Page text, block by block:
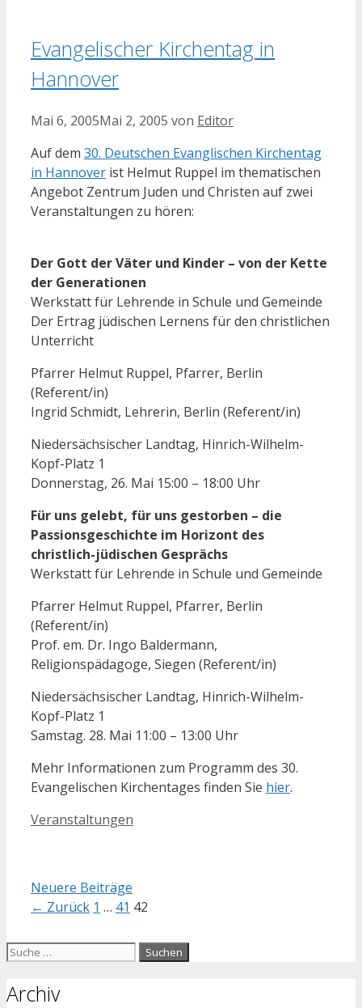
Evangelischer Kirchentag in
Hannover
Mai 6, 2005Mai 2, 2005 von Editor
Auf dem 30. Deutschen Evanglischen Kirchentag
in Hannover ist Helmut Ruppel im thematischen
Angebot Zentrum Juden und Christen auf zwei
Veranstaltungen zu hören:
Der Gott der Väter und Kinder – von der Kette
der Generationen
Werkstatt für Lehrende in Schule und Gemeinde
Der Ertrag jüdischen Lernens für den christlichen
Unterricht
Pfarrer Helmut Ruppel, Pfarrer, Berlin
(Referent/in)
Ingrid Schmidt, Lehrerin, Berlin (Referent/in)
Niedersächsischer Landtag, Hinrich-Wilhelm-
Kopf-Platz 1
Donnerstag, 26. Mai 15:00 – 18:00 Uhr
Für uns gelebt, für uns gestorben – die
Passionsgeschichte im Horizont des
christlich-jüdischen Gesprächs
Werkstatt für Lehrende in Schule und Gemeinde
Pfarrer Helmut Ruppel, Pfarrer, Berlin
(Referent/in)
Prof. em. Dr. Ingo Baldermann,
Religionspädagoge, Siegen (Referent/in)
Niedersächsischer Landtag, Hinrich-Wilhelm-
Kopf-Platz 1
Samstag. 28. Mai 11:00 – 13:00 Uhr
Mehr Informationen zum Programm des 30.
Evangelischen Kirchentages finden Sie hier.
Kategorien
Veranstaltungen
Beitrags-
Navigation
Neuere Beiträge
← Zurück Seite
1 … Seite
41 Seite
42
Suche
Archiv